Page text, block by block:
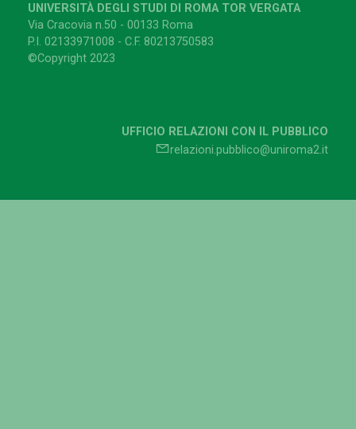
UNIVERSITÀ DEGLI STUDI DI ROMA TOR VERGATA
Via Cracovia n.50 - 00133 Roma
P.I. 02133971008 - C.F. 80213750583
©Copyright 2023
UFFICIO RELAZIONI CON IL PUBBLICO
relazioni.pubblico@uniroma2.it